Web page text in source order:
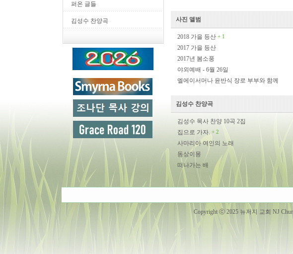
퍼온 글들
김성수 찬양곡 사진 앨범
2018 가을 등산 + 1
2017 가을 등산
2017년 봄소풍
야외예배 - 6월 26일
엘에이서머나 윤반식 장로 부부와 함께
김성수 찬양곡
김성수 목사 찬양 10곡 2집
집으로 가자. + 2
사마리아 여인의 노래
동상이몽
떠나가는 배
Copyright ⓒ 2025 뉴저지 교회 NJ